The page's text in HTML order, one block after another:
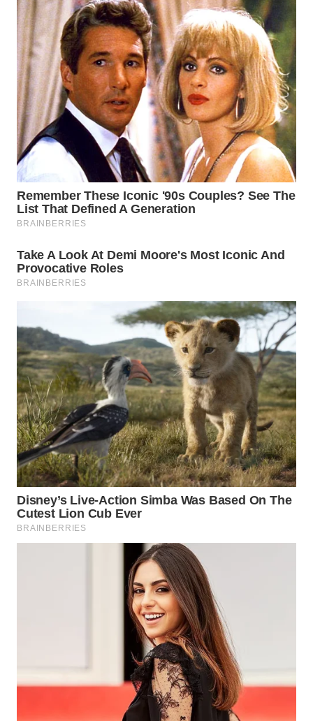
WN
PRIANGAN
TIMUR
WN
SEMARANG
WN
SOLO
BOROBUDUR
WN
WN
WN
NATUNA
WN
BINTAN
WN
MANDALIKA
WN
LIKUPANG
WN